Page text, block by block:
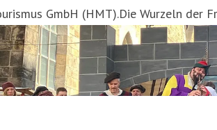
GmbH (HMT).Die Wurzeln der